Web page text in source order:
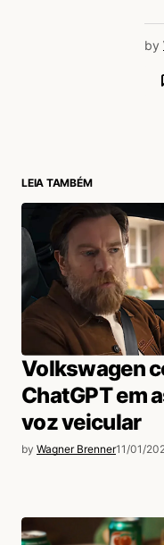
by
LEIA TAMBÉM
Volkswagen
ChatGPT em
voz veicular
by Wagner Brenner11/01/